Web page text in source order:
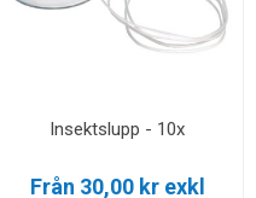
Insektslupp - 10x
Från 30,00 kr exkl